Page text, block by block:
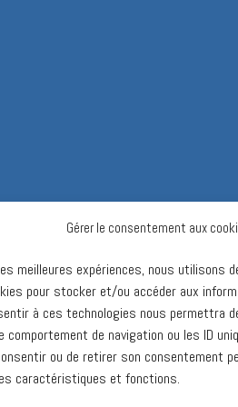
Gérer le consentement aux
meilleures expériences, nous utilisons
pour stocker et/ou accéder aux
à ces technologies nous permettra
comportement de navigation ou les ID
ou de retirer son consentement
caractéristiques et fonctions.